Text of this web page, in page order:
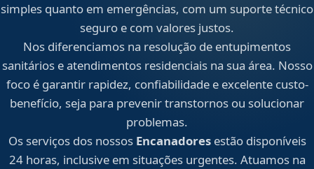
simples quanto em emergências, com um suporte técnico
seguro e com valores justos.
Nos diferenciamos na resolução de entupimentos
sanitários e atendimentos residenciais na sua área. Nosso
foco é garantir rapidez, confiabilidade e excelente custo-
benefício, seja para prevenir transtornos ou solucionar
problemas.
Os serviços dos nossos Encanadoresestão disponíveis
24 horas, inclusive em situações urgentes. Atuamos na